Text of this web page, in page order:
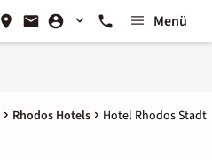
Menü
Rhodos Hotels Hotel Rhodos Stadt